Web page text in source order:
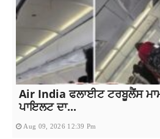
Air India ਫਲਾਈਟ ਟਰਬੂਲੈਂਸ
ਪਾਇਲਟ ਦਾ...
Aug 09, 2026 12:39 Pm